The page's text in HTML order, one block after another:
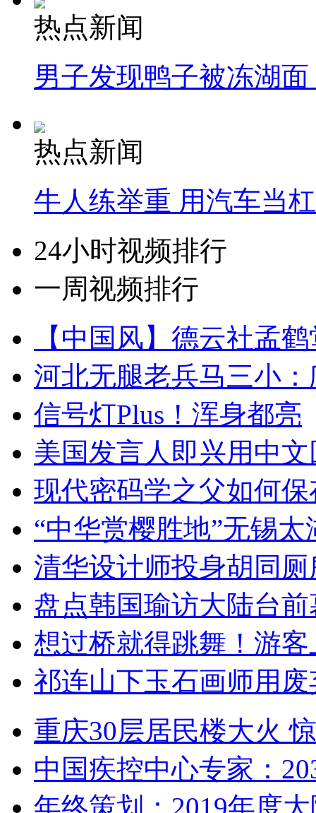
热点新闻
男子发现鸭子被冻湖
热点新闻
牛人练举重 用汽车当
24小时视频排行
一周视频排行
【中国风】德云社孟
河北无腿老兵马三小
信号灯Plus！浑身都亮
美国发言人即兴用中
现代密码学之父如何
“中华赏樱胜地”无锡
清华设计师投身胡同
盘点韩国瑜访大陆台
想过桥就得跳舞！游客
祁连山下玉石画师用
重庆30层居民楼大火
中国疾控中心专家：
年终策划：2019年度